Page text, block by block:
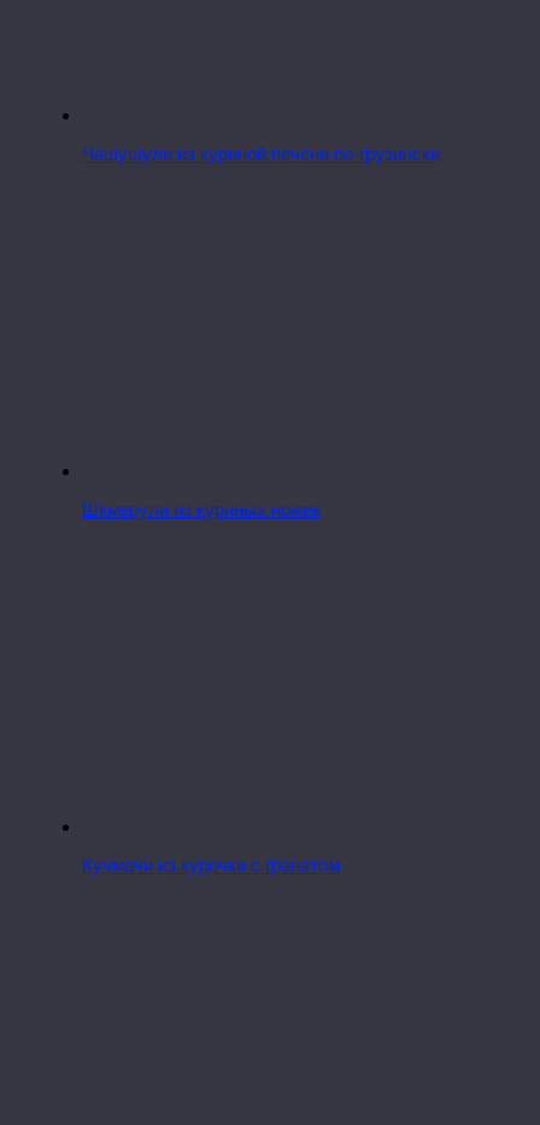
Чашушули из куриной печени по-грузински
Шкмерули из куриных ножек
Кучмачи из курочки с гранатом